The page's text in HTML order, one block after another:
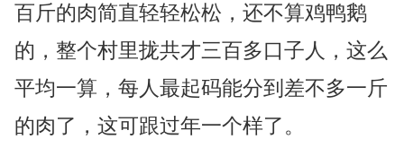
百斤的肉简直轻轻松松，还不算鸡鸭鹅
的，整个村里拢共才三百多口子人，这么
平均一算，每人最起码能分到差不多一斤
的肉了，这可跟过年一个样了。